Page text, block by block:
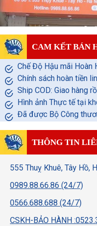
CAM KẾT BÁN
Chế Độ Hậu mãi Hoàn
Chính sách hoàn tiền
Ship COD: Giao hàng
Hình ảnh Thực tế tại
Đã được Bộ Công
THÔNG TIN
555 Thuỵ Khuê, Tây Hồ,
0989.88.66.86 (24/7)
0566.688.688 (24/7)
CSKH-BẢO HÀNH